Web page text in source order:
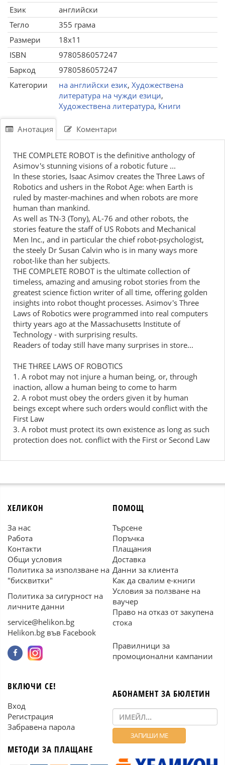
Език
английски
Тегло
355 грама
Размери
18x11
ISBN
9780586057247
Баркод
9780586057247
Категории
на английски език, Художествена
литература на чужди езици,
Художествена литература, Книги
Анотация Коментари
THE COMPLETE ROBOT is the definitive anthology of
Asimov's stunning visions of a robotic future ...
In these stories, Isaac Asimov creates the Three Laws of
Robotics and ushers in the Robot Age: when Earth is
ruled by master-machines and when robots are more
human than mankind.
As well as TN-3 (Tony), AL-76 and other robots, the
stories feature the staff of US Robots and Mechanical
Men Inc., and in particular the chief robot-psychologist,
the steely Dr Susan Calvin who is in many ways more
robot-like than her subjects.
THE COMPLETE ROBOT is the ultimate collection of
timeless, amazing and amusing robot stories from the
greatest science fiction writer of all time, offering golden
insights into robot thought processes. Asimov's Three
Laws of Robotics were programmed into real computers
thirty years ago at the Massachusetts Institute of
Technology - with surprising results.
Readers of today still have many surprises in store...
THE THREE LAWS OF ROBOTICS
1. A robot may not injure a human being, or, through
inaction, allow a human being to come to harm
2. A robot must obey the orders given it by human
beings except where such orders would conflict with the
First Law
3. A robot must protect its own existence as long as such
protection does not. conflict with the First or Second Law
ХЕЛИКОН
За нас
Работа
Контакти
Общи условия
Политика за използване на
"бисквитки"
Политика за сигурност на
личните данни
service@helikon.bg
Helikon.bg във Facebook
ПОМОЩ
Търсене
Поръчка
Плащания
Доставка
Данни за клиента
Как да свалим е-книги
Условия за ползване на
ваучер
Право на отказ от закупена
стока
Правилници за
промоционални кампании
ВКЛЮЧИ СЕ!
Вход
Регистрация
Забравена парола
МЕТОДИ ЗА ПЛАЩАНЕ
АБОНАМЕНТ ЗА БЮЛЕТИН